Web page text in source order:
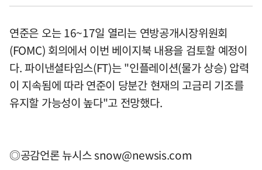
연준은 오는 16~17일 열리는 연방공개시장위원회
(FOMC) 회의에서 이번 베이지북 내용을 검토할 예정이
다. 파이낸셜타임스(FT)는 "인플레이션(물가 상승) 압력
이 지속됨에 따라 연준이 당분간 현재의 고금리 기조를
유지할 가능성이 높다"고 전망했다.
◎공감언론 뉴시스snow@newsis.com